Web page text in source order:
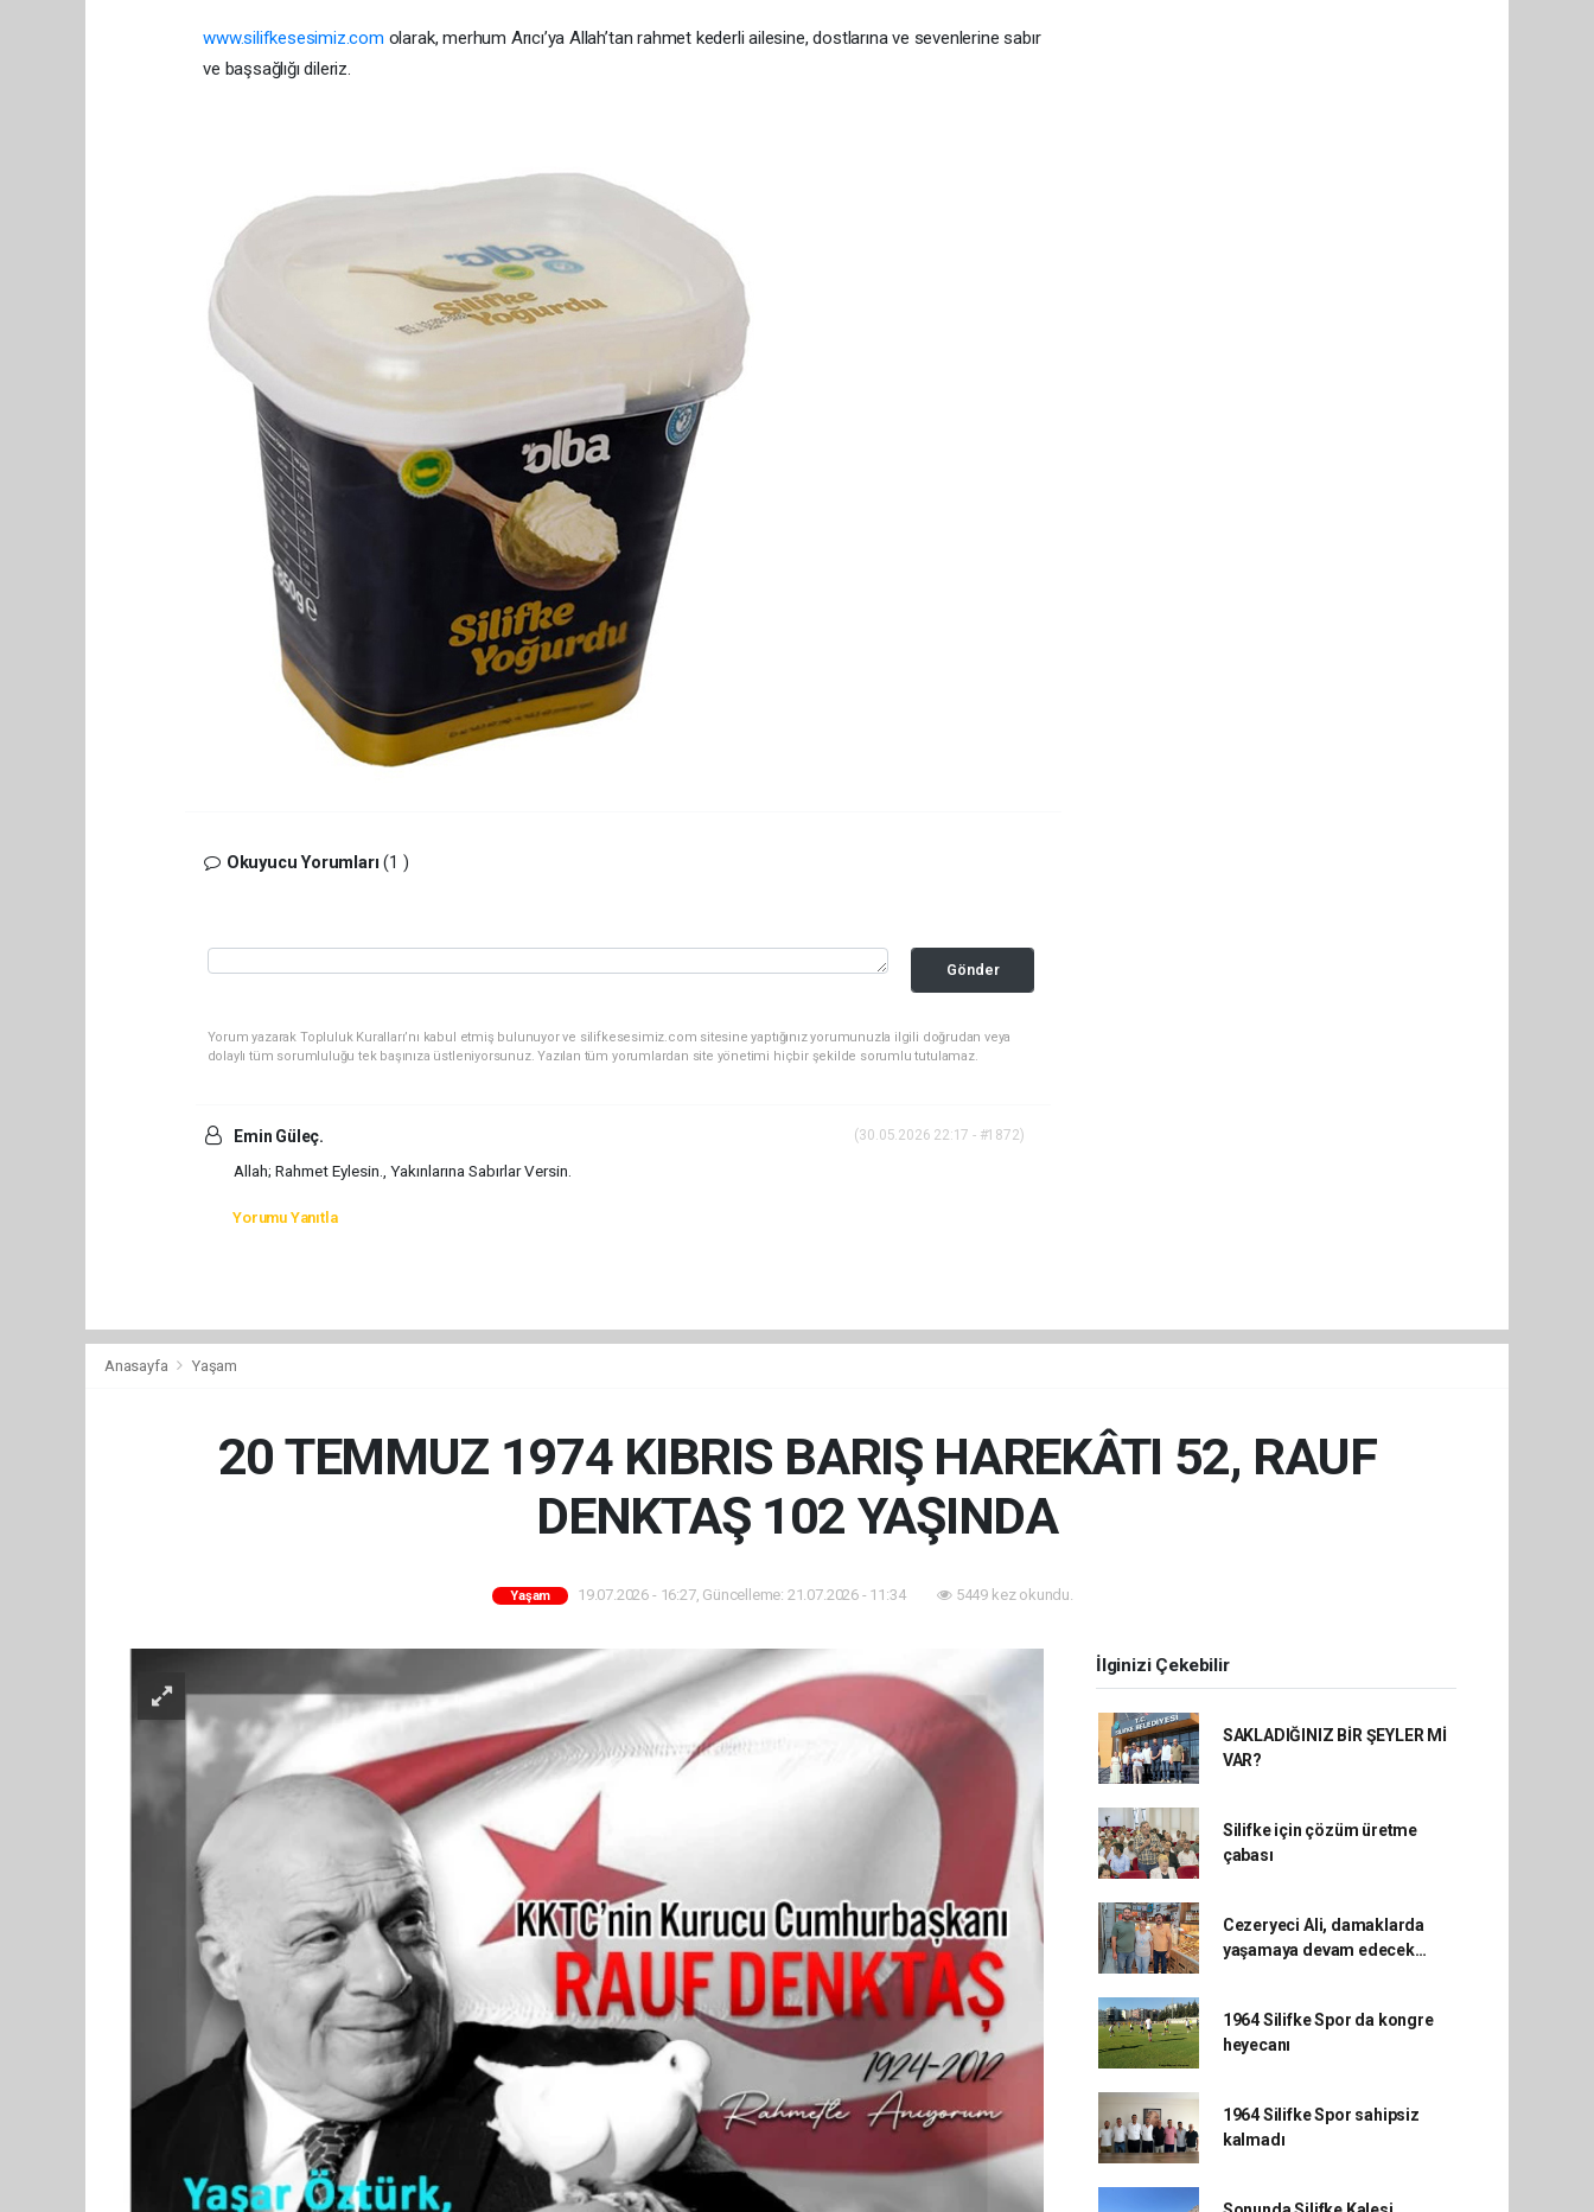
www.silifkesesimiz.com olarak, merhum Arıcı’ya Allah’tan rahmet kederli ailesine, dostlarına ve sevenlerine sabır
ve başsağlığı dileriz.
Okuyucu Yorumları(1 )
Gönder
Yorum yazarak Topluluk Kuralları’nı kabul etmiş bulunuyor ve silifkesesimiz.com sitesine yaptığınız yorumunuzla ilgili doğrudan veya
dolaylı tüm sorumluluğu tek başınıza üstleniyorsunuz. Yazılan tüm yorumlardan site yönetimi hiçbir şekilde sorumlu tutulamaz.
Emin Güleç. (30.05.2026 22:17 - #1872)
Allah; Rahmet Eylesin., Yakınlarına Sabırlar Versin.
Yorumu Yanıtla
Anasayfa Yaşam
20 TEMMUZ 1974 KIBRIS BARIŞ HAREKÂTI 52, RAUF
DENKTAŞ 102 YAŞINDA
Yaşam 19.07.2026 - 16:27, Güncelleme: 21.07.2026 - 11:34 5449 kez okundu.
İlginizi Çekebilir
SAKLADIĞINIZ BİR ŞEYLER Mİ
VAR?
Silifke için çözüm üretme
çabası
Cezeryeci Ali, damaklarda
yaşamaya devam edecek…
1964 Silifke Spor da kongre
heyecanı
1964 Silifke Spor sahipsiz
kalmadı